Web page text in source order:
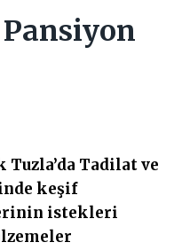
Tadilat ve
keşif
istekleri